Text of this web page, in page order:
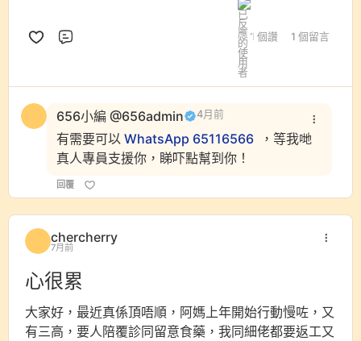
1 個讚 1 個留言
656小編 @656admin 4月前
有需要可以 WhatsApp 65116566 ，等我哋
真人專員支援你，睇吓點幫到你！
回覆
chercherry
7月前
心很累
大家好，最近真係頂唔順，阿媽上年開始行動慢咗，又
有三高，要人陪覆診同留意食藥，我同細佬都要返工又